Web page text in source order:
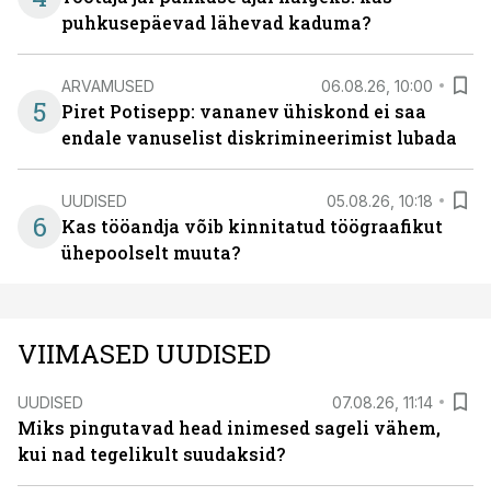
puhkusepäevad lähevad kaduma?
5
ARVAMUSED 06.08.26, 10:00
Piret Potisepp: vananev ühiskond ei saa
endale vanuselist diskrimineerimist lubada
6
UUDISED 05.08.26, 10:18
Kas tööandja võib kinnitatud töögraafikut
ühepoolselt muuta?
VIIMASED UUDISED
UUDISED 07.08.26, 11:14
Miks pingutavad head inimesed sageli vähem,
kui nad tegelikult suudaksid?